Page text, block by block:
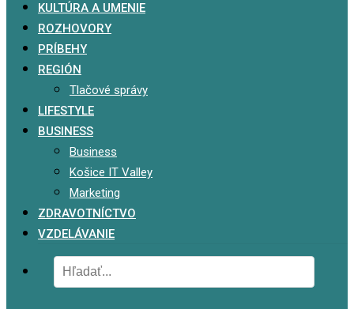
KULTÚRA A UMENIE
ROZHOVORY
PRÍBEHY
REGIÓN
Tlačové správy
LIFESTYLE
BUSINESS
Business
Košice IT Valley
Marketing
ZDRAVOTNÍCTVO
VZDELÁVANIE